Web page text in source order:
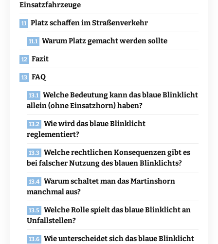
Einsatzfahrzeuge
Platz schaffen im Straßenverkehr
Warum Platz gemacht werden sollte
Fazit
FAQ
Welche Bedeutung kann das blaue Blinklicht
allein (ohne Einsatzhorn) haben?
Wie wird das blaue Blinklicht
reglementiert?
Welche rechtlichen Konsequenzen gibt es
bei falscher Nutzung des blauen Blinklichts?
Warum schaltet man das Martinshorn
manchmal aus?
Welche Rolle spielt das blaue Blinklicht an
Unfallstellen?
Wie unterscheidet sich das blaue Blinklicht